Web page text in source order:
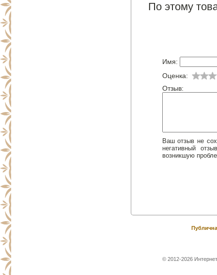
По этому
Имя:
Оценка:
Отзыв:
Ваш отзыв не
негативный
возникшую
© 2012-2026